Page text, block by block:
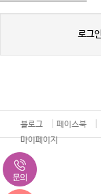
로그
블로그 페이스북
마이페이지